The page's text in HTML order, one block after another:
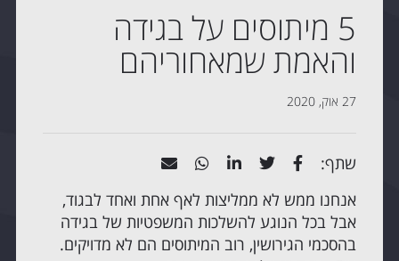
5 מיתוסים על בגידה
והאמת שמאחוריהם
27 אוק, 2020
שתף:
אנחנו ממש לא ממליצות לאף אחת ואחד לבגוד,
אבל בכל הנוגע להשלכות המשפטיות של בגידה
בהסכמי הגירושין, רוב המיתוסים הם לא מדויקים.